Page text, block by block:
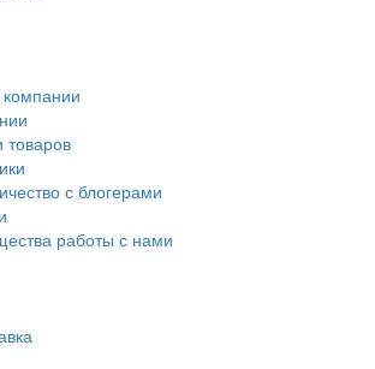
товаров
с блогерами
работы с нами